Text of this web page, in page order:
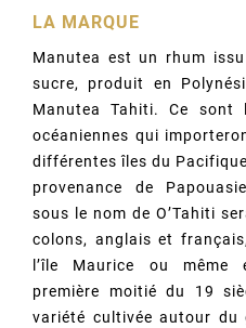
LA MARQUE
Manutea est un rhum
sucre, produit en
Manutea Tahiti. Ce sont
océaniennes qui
différentes îles du
provenance de
sous le nom de O’Tahiti
colons, anglais et
l’île Maurice ou même
première moitié du 19
variété cultivée autour du